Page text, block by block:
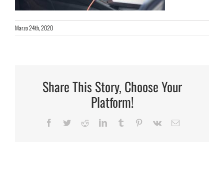
Marzo 24th, 2020
Share This Story, Choose Your
Platform!
Facebook
TwitterRedditLinkedInTumblr Pinterest
Vk Email